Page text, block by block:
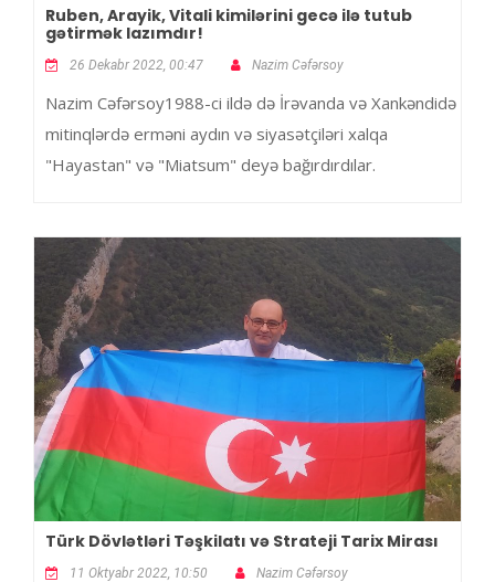
Ruben, Arayik, Vitali kimilərini gecə ilə tutub
gətirmək lazımdır!
26 Dekabr 2022, 00:47 Nazim Cəfərsoy
Nazim Cəfərsoy1988-ci ildə də İrəvanda və Xankəndidə
mitinqlərdə erməni aydın və siyasətçiləri xalqa
"Hayastan" və "Miatsum" deyə bağırdırdılar.
Türk Dövlətləri Təşkilatı və Strateji Tarix Mirası
11 Oktyabr 2022, 10:50 Nazim Cəfərsoy